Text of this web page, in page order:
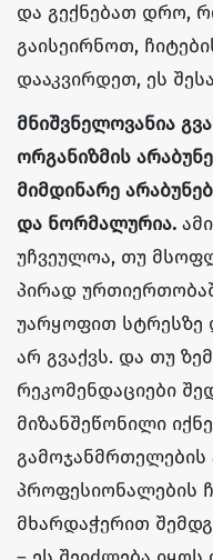
და გექნებათ დრო,
გაისეირნოთ,
დააკვირდეთ, ეს
მნიშვნელოვანია
ორგანიზმის
მიმდინარე
და ნორმალურია.
უჩვეულოა, თუ
პირად
უარყოფით სტრესზე
არ გვაქვს. და თუ
რეკომენდაციები
მიზანშეწონილი
გამოჯანმრთელების
პროფესიონალების
მხარდაჭერით